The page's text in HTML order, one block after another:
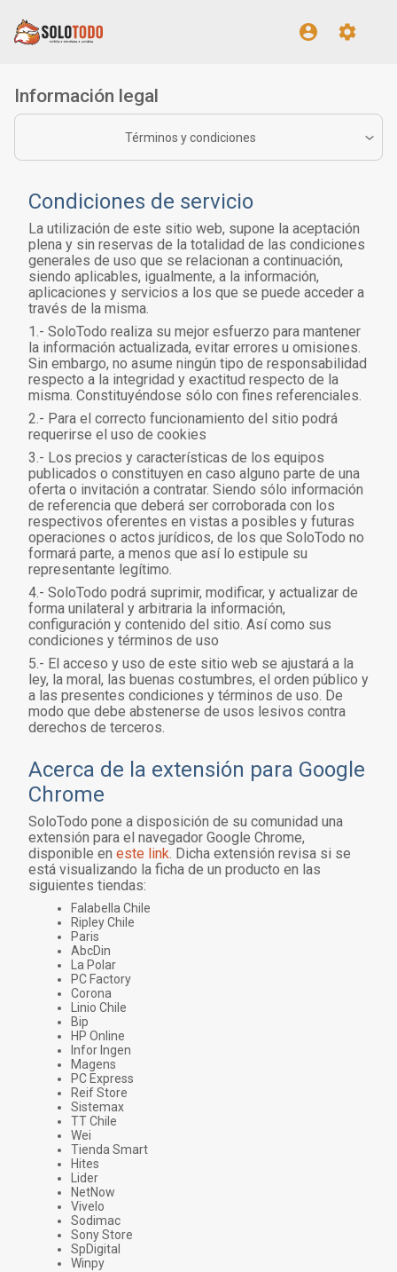
Información legal
Términos y condiciones
Condiciones de servicio
La utilización de este sitio web, supone la aceptación
plena y sin reservas de la totalidad de las condiciones
generales de uso que se relacionan a continuación,
siendo aplicables, igualmente, a la información,
aplicaciones y servicios a los que se puede acceder a
través de la misma.
1.- SoloTodo realiza su mejor esfuerzo para mantener
la información actualizada, evitar errores u omisiones.
Sin embargo, no asume ningún tipo de responsabilidad
respecto a la integridad y exactitud respecto de la
misma. Constituyéndose sólo con fines referenciales.
2.- Para el correcto funcionamiento del sitio podrá
requerirse el uso de cookies
3.- Los precios y características de los equipos
publicados o constituyen en caso alguno parte de una
oferta o invitación a contratar. Siendo sólo información
de referencia que deberá ser corroborada con los
respectivos oferentes en vistas a posibles y futuras
operaciones o actos jurídicos, de los que SoloTodo no
formará parte, a menos que así lo estipule su
representante legítimo.
4.- SoloTodo podrá suprimir, modificar, y actualizar de
forma unilateral y arbitraria la información,
configuración y contenido del sitio. Así como sus
condiciones y términos de uso
5.- El acceso y uso de este sitio web se ajustará a la
ley, la moral, las buenas costumbres, el orden público y
a las presentes condiciones y términos de uso. De
modo que debe abstenerse de usos lesivos contra
derechos de terceros.
Acerca de la extensión para Google
Chrome
SoloTodo pone a disposición de su comunidad una
extensión para el navegador Google Chrome,
disponible en este link. Dicha extensión revisa si se
está visualizando la ficha de un producto en las
siguientes tiendas:
Falabella Chile
Ripley Chile
Paris
AbcDin
La Polar
PC Factory
Corona
Linio Chile
Bip
HP Online
Infor Ingen
Magens
PC Express
Reif Store
Sistemax
TT Chile
Wei
Tienda Smart
Hites
Lider
NetNow
Vivelo
Sodimac
Sony Store
SpDigital
Winpy